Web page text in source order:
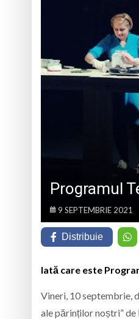
Programul
9 SEPTEMBRIE 2021
Distribuie
Iată care este
Vineri, 10 septembrie,
ale părinților noștri” de